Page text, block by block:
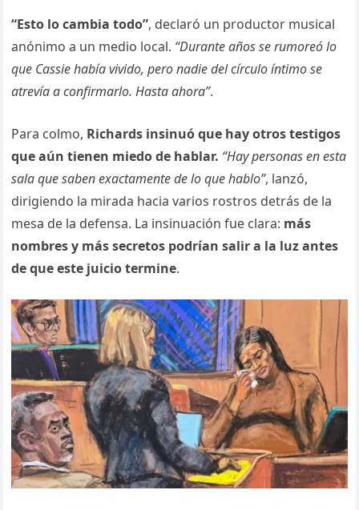
“Esto lo cambia todo”, declaró un productor musical
anónimo a un medio local. “Durante años se rumoreó lo
que Cassie había vivido, pero nadie del círculo íntimo se
atrevía a confirmarlo. Hasta ahora”.
Para colmo, Richards insinuó que hay otros testigos
que aún tienen miedo de hablar. “Hay personas en esta
sala que saben exactamente de lo que hablo”, lanzó,
dirigiendo la mirada hacia varios rostros detrás de la
mesa de la defensa. La insinuación fue clara: más
nombres y más secretos podrían salir a la luz antes
de que este juicio termine.